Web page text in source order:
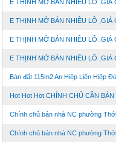
E THỊNH MỞ BÁN NHIÊU LÔ ,GIÁ
E THỊNH MỞ BÁN NHIÊU LÔ ,GIÁ
E THỊNH MỞ BÁN NHIÊU LÔ ,GIÁ
E THỊNH MỞ BÁN NHIÊU LÔ ,GIÁ
Bán đất 115m2 An Hiệp Liên Hiệp
Hot Hot Hot CHÍNH CHỦ CẦN
Chính chủ bán nhà NC phường
Chính chủ bán nhà NC phường